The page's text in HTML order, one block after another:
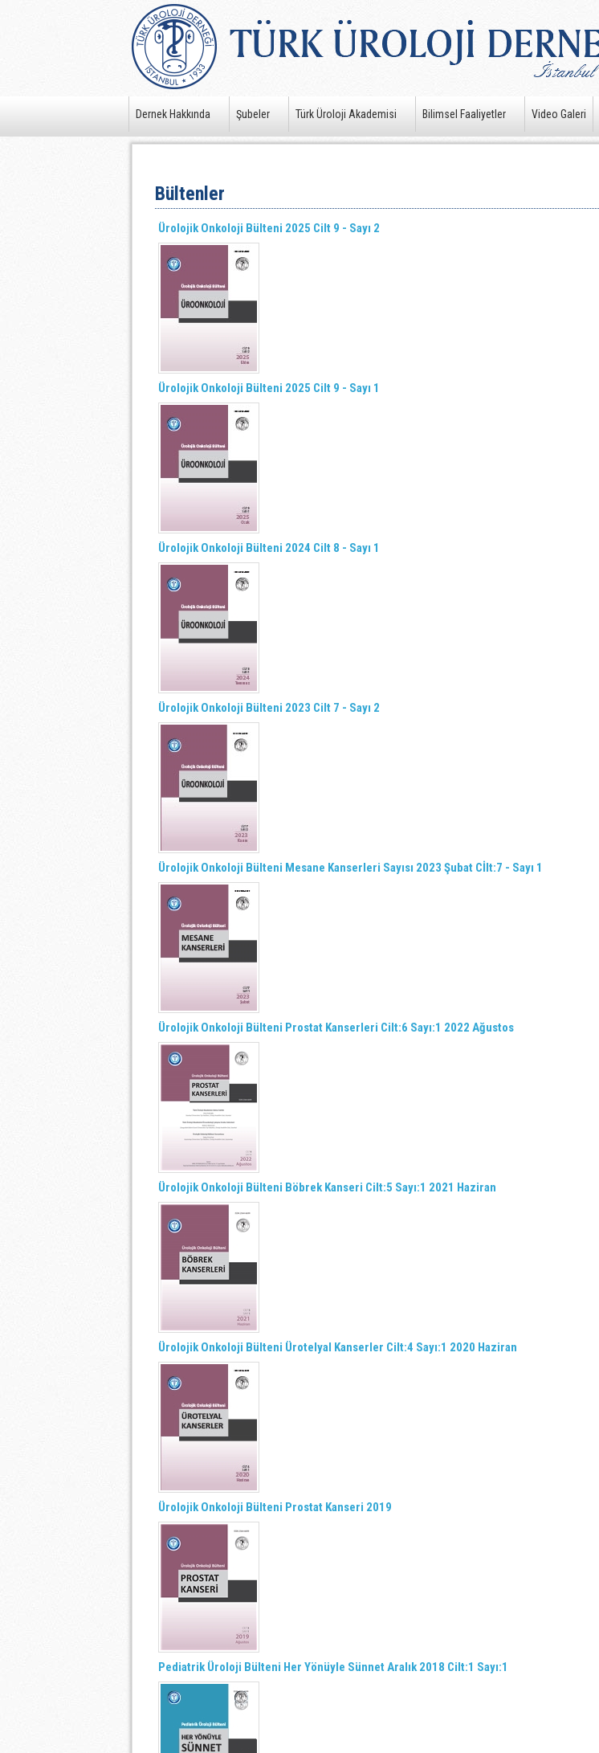
Dernek Hakkında Şubeler Türk Üroloji Akademisi Bilimsel Faaliyetler Video Galeri
Bültenler
Ürolojik Onkoloji Bülteni 2025 Cilt 9 - Sayı 2
Ürolojik Onkoloji Bülteni 2025 Cilt 9 - Sayı 1
Ürolojik Onkoloji Bülteni 2024 Cilt 8 - Sayı 1
Ürolojik Onkoloji Bülteni 2023 Cilt 7 - Sayı 2
Ürolojik Onkoloji Bülteni Mesane Kanserleri Sayısı 2023 Şubat Cİlt:7 - Sayı 1
Ürolojik Onkoloji Bülteni Prostat Kanserleri Cilt:6 Sayı:1 2022 Ağustos
Ürolojik Onkoloji Bülteni Böbrek Kanseri Cilt:5 Sayı:1 2021 Haziran
Ürolojik Onkoloji Bülteni Ürotelyal Kanserler Cilt:4 Sayı:1 2020 Haziran
Ürolojik Onkoloji Bülteni Prostat Kanseri 2019
Pediatrik Üroloji Bülteni Her Yönüyle Sünnet Aralık 2018 Cilt:1 Sayı:1